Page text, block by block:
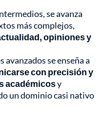
se avanza
más complejos,
opiniones y
avanzados se enseña a
con precisión y
académicosy
un dominio casi nativo